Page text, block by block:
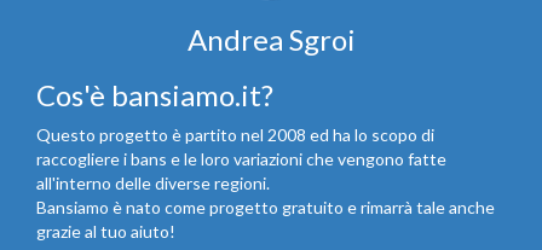
Andrea Sgroi
Cos'è bansiamo.it?
Questo progetto è partito nel 2008 ed ha lo scopo di
raccogliere i bans e le loro variazioni che vengono fatte
all'interno delle diverse regioni.
Bansiamo è nato come progetto gratuito e rimarrà tale anche
grazie al tuo aiuto!